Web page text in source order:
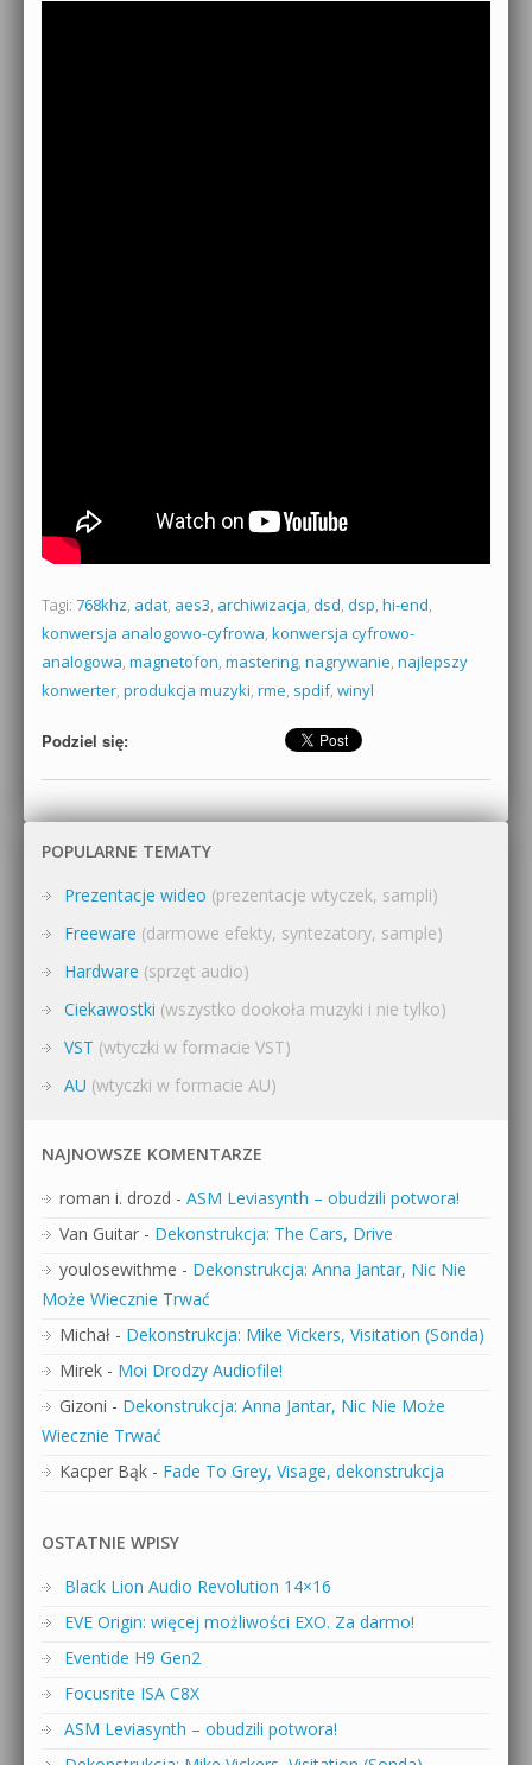
Tagi: 768khz, adat, aes3, archiwizacja, dsd, dsp, hi-end,
konwersja analogowo-cyfrowa, konwersja cyfrowo-
analogowa, magnetofon, mastering, nagrywanie, najlepszy
konwerter, produkcja muzyki, rme, spdif, winyl
Podziel się:
POPULARNE TEMATY
Prezentacje wideo (prezentacje wtyczek, sampli)
Freeware (darmowe efekty, syntezatory, sample)
Hardware (sprzęt audio)
Ciekawostki (wszystko dookoła muzyki i nie tylko)
VST (wtyczki w formacie VST)
AU (wtyczki w formacie AU)
NAJNOWSZE KOMENTARZE
roman i. drozd - ASM Leviasynth – obudzili potwora!
Van Guitar - Dekonstrukcja: The Cars, Drive
youlosewithme - Dekonstrukcja: Anna Jantar, Nic Nie
Może Wiecznie Trwać
Michał - Dekonstrukcja: Mike Vickers, Visitation (Sonda)
Mirek - Moi Drodzy Audiofile!
Gizoni - Dekonstrukcja: Anna Jantar, Nic Nie Może
Wiecznie Trwać
Kacper Bąk - Fade To Grey, Visage, dekonstrukcja
OSTATNIE WPISY
Black Lion Audio Revolution 14×16
EVE Origin: więcej możliwości EXO. Za darmo!
Eventide H9 Gen2
Focusrite ISA C8X
ASM Leviasynth – obudzili potwora!